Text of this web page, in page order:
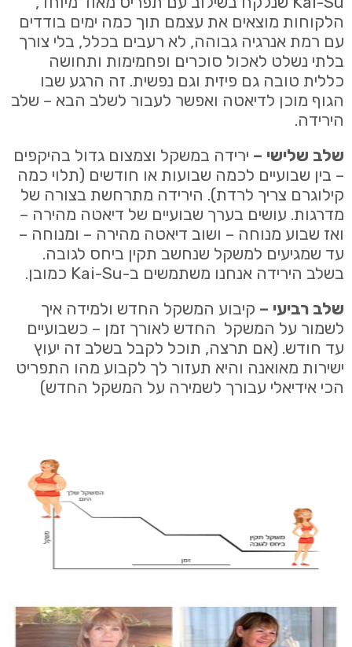
הלקוחות מוצאים את עצמם תוך כמה ימים בודדים
עם רמת אנרגיה גבוהה, לא רעבים בכלל, בלי צורך
בלתי נשלט לאכול סוכרים ופחמימות ותחושה
כללית טובה גם פיזית וגם נפשית. זה הרגע שבו
הגוף מוכן לדיאטה ואפשר לעבור לשלב הבא – שלב
הירידה.
שלב שלישי –ירידה במשקל וצמצום גדול בהיקפים
– בין שבועיים לכמה שבועות או חודשים (תלוי כמה
קילוגרם צריך לרדת). הירידה מתרחשת בצורה של
מדרגות. עושים בערך שבועיים של דיאטה מהירה –
ואז שבוע מנוחה – ושוב דיאטה מהירה – ומנוחה –
עד שמגיעים למשקל שנחשב תקין ביחס לגובה.
בשלב הירידה אנחנו משתמשים ב-Kai-Su כמובן.
שלב רביעי –קיבוע המשקל החדש ולמידה איך
לשמור על המשקל החדש לאורך זמן – כשבועיים
עד חודש. (אם תרצה, תוכל לקבל בשלב זה יעוץ
ישירות מאואנה והיא תעזור לך לקבוע מהו התפריט
הכי אידיאלי עבורך לשמירה על המשקל החדש)